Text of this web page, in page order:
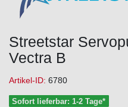
Streetstar
Vectra B
Artikel-ID: 6780
Sofort lieferbar: 1-2 Tage*